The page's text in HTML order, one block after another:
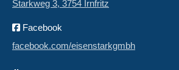
Starkweg 3, 3754 Irnfritz
Facebook
facebook.com/eisenstarkgmbh